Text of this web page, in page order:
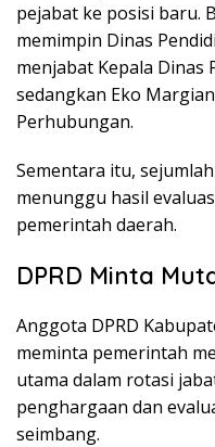
pejabat ke posisi baru.
memimpin Dinas
menjabat Kepala Dinas
sedangkan Eko
Perhubungan.
Sementara itu,
menunggu hasil
pemerintah daerah.
DPRD Minta
Anggota DPRD
meminta pemerintah
utama dalam rotasi
penghargaan dan
seimbang.